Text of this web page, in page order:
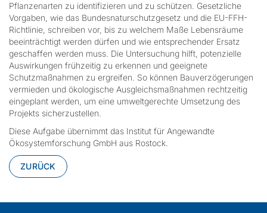
Pflanzenarten zu identifizieren und zu schützen. Gesetzliche
Vorgaben, wie das Bundesnaturschutzgesetz und die EU-FFH-
Richtlinie, schreiben vor, bis zu welchem Maße Lebensräume
beeinträchtigt werden dürfen und wie entsprechender Ersatz
geschaffen werden muss. Die Untersuchung hilft, potenzielle
Auswirkungen frühzeitig zu erkennen und geeignete
Schutzmaßnahmen zu ergreifen. So können Bauverzögerungen
vermieden und ökologische Ausgleichsmaßnahmen rechtzeitig
eingeplant werden, um eine umweltgerechte Umsetzung des
Projekts sicherzustellen.
Diese Aufgabe übernimmt das Institut für Angewandte
Ökosystemforschung GmbH aus Rostock.
ZURÜCK